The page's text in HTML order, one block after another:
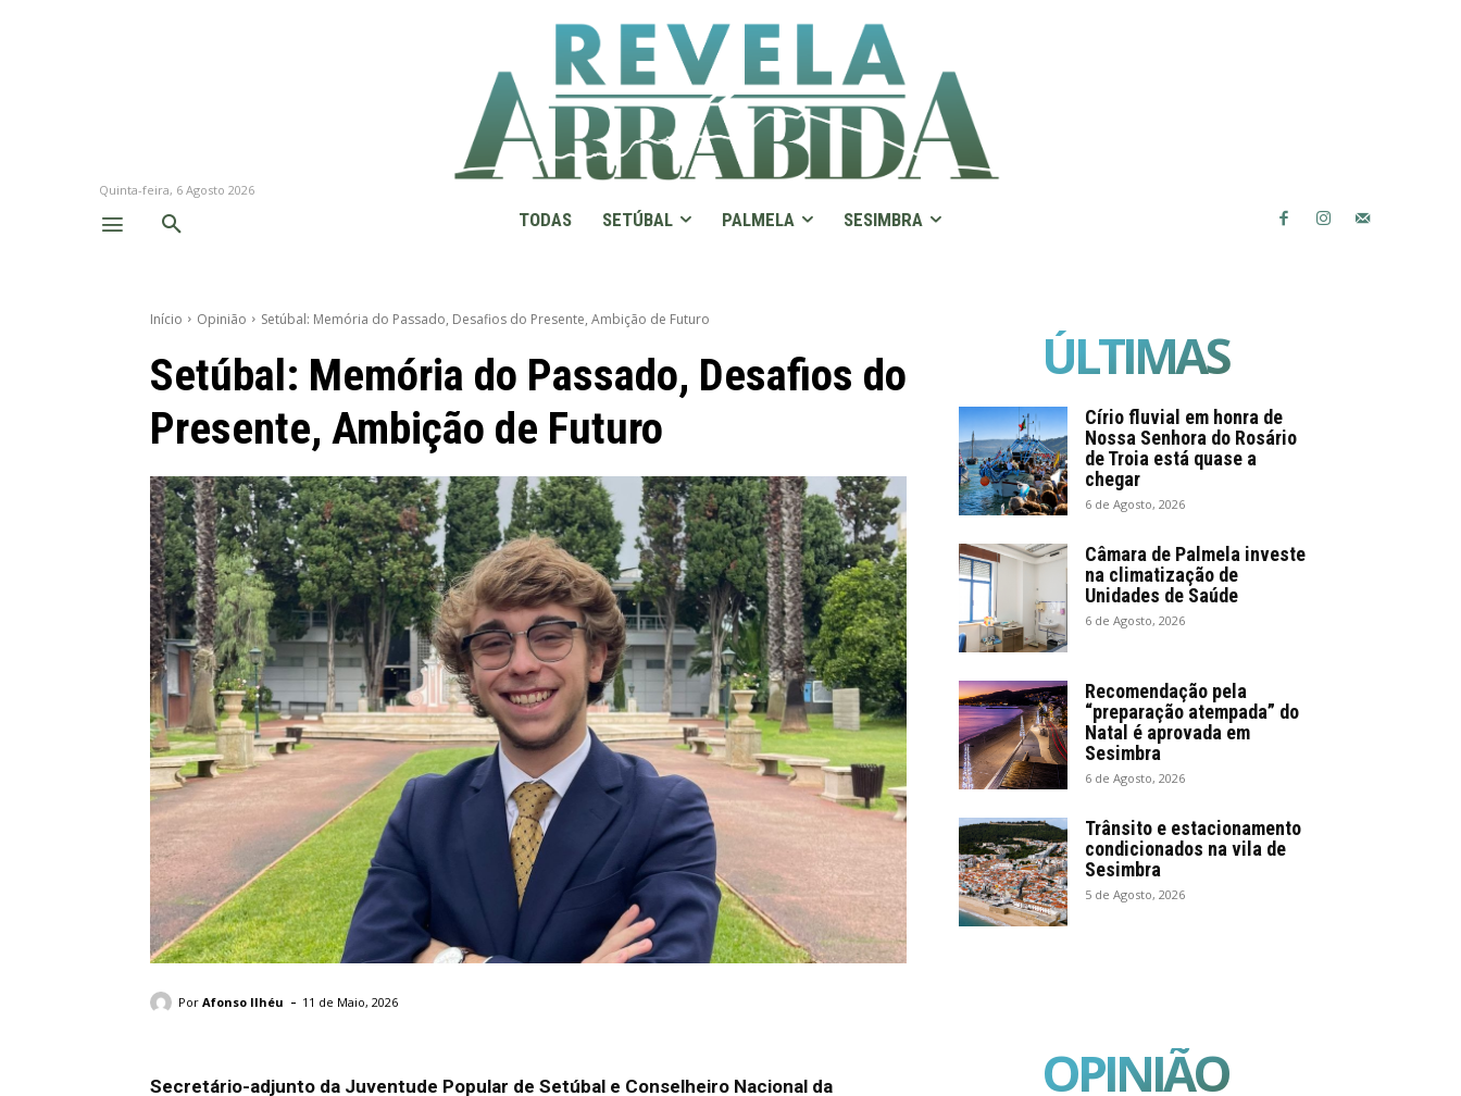
Quinta-feira, 6 Agosto 2026
TODAS SETÚBAL PALMELA SESIMBRA
Início Opinião Setúbal: Memória do Passado, Desafios do Presente, Ambição de Futuro
Por Afonso Ilhéu - 11 de Maio, 2026
Setúbal: Memória do Passado, Desafios do
Presente, Ambição de Futuro
ÚLTIMAS
Círio fluvial em honra de
Nossa Senhora do Rosário
de Troia está quase a
chegar
6 de Agosto, 2026
Câmara de Palmela investe
na climatização de
Unidades de Saúde
6 de Agosto, 2026
Recomendação pela
“preparação atempada” do
Natal é aprovada em
Sesimbra
6 de Agosto, 2026
Trânsito e estacionamento
condicionados na vila de
Sesimbra
5 de Agosto, 2026
Secretário-adjunto da Juventude Popular de Setúbal e Conselheiro Nacional da
OPINIÃO